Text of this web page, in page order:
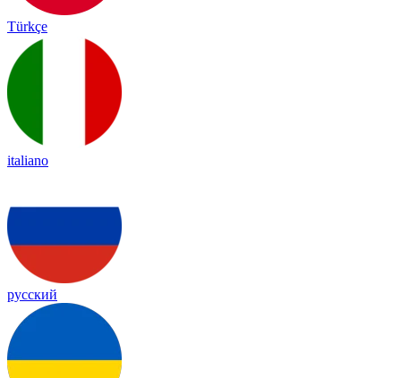
Türkçe
italiano
русский